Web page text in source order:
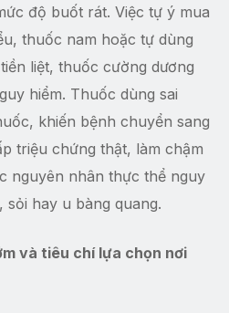
độ buốt rát. Việc tự ý mua
thuốc nam hoặc tự dùng
liệt, thuốc cường dương
hiểm. Thuốc dùng sai
khiến bệnh chuyển sang
triệu chứng thật, làm chậm
nguyên nhân thực thể nguy
sỏi hay u bàng quang.
và tiêu chí lựa chọn nơi